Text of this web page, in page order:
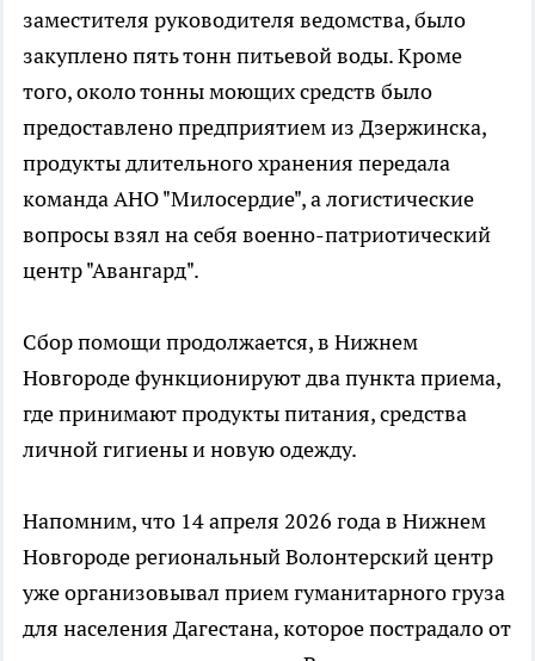
заместителя руководителя ведомства, было
закуплено пять тонн питьевой воды. Кроме
того, около тонны моющих средств было
предоставлено предприятием из Дзержинска,
продукты длительного хранения передала
команда АНО "Милосердие", а логистические
вопросы взял на себя военно-патриотический
центр "Авангард".
Сбор помощи продолжается, в Нижнем
Новгороде функционируют два пункта приема,
где принимают продукты питания, средства
личной гигиены и новую одежду.
Напомним, что 14 апреля 2026 года в Нижнем
Новгороде региональный Волонтерский центр
уже организовывал прием гуманитарного груза
для населения Дагестана, которое пострадало от